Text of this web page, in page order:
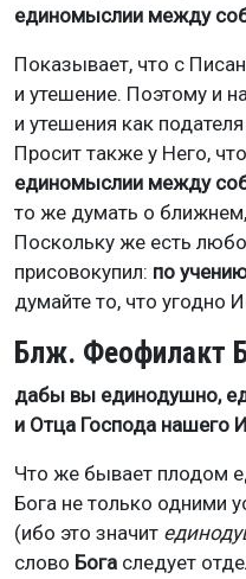
единомыслии между
Показывает, что с
и утешение. Поэтому и
и утешения как
Просит также у Него,
единомыслии между
то же думать о
Поскольку же есть
присовокупил: по
думайте то, что угодно
Блж. Феофилакт
дабы вы единодушно,
и Отца Господа нашего
Что же бывает плодом
Бога не только одними
(ибо это значит
слово Бога следует